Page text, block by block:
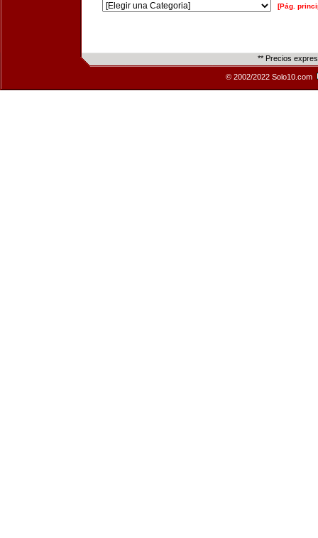
[Pág.
** Precios
© 2002/2022 Solo10.com